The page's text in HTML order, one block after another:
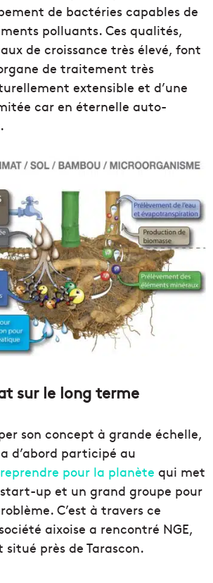
de bactéries capables de
polluants. Ces qualités,
de croissance très élevé, font
de traitement très
extensible et d’une
car en éternelle auto-
sur le long terme
son concept à grande échelle,
d’abord participé au
pour la planète qui met
up et un grand groupe pour
C’est à travers ce
aixoise a rencontré NGE,
près de Tarascon.